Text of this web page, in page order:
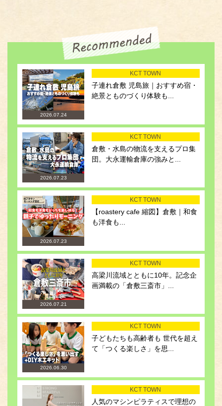
2026.07.24
KCT TOWN
子連れ倉敷 児島旅｜おすすめ宿・
絶景とものづくり体験も...
2026.07.23
KCT TOWN
倉敷・水島の物流を支えるプロ集
団。大永運輸倉庫の強みと...
2026.07.23
KCT TOWN
【roastery cafe 縮図】倉敷｜和食
も洋食も...
2026.07.21
KCT TOWN
高梁川流域とともに10年。記念企
画満載の「倉敷三斎市」...
2026.06.30
KCT TOWN
子どもたちも高齢者も 世代を超え
て「つくる楽しさ」を思...
KCT TOWN
人気のマシンピラティスで理想の